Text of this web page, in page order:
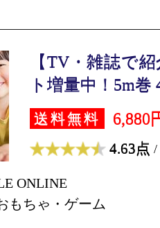
【TV・雑誌で
ト増量中！5m巻
送料無料 6,880
4.63点 /
ONLINE
もちゃ・ゲーム